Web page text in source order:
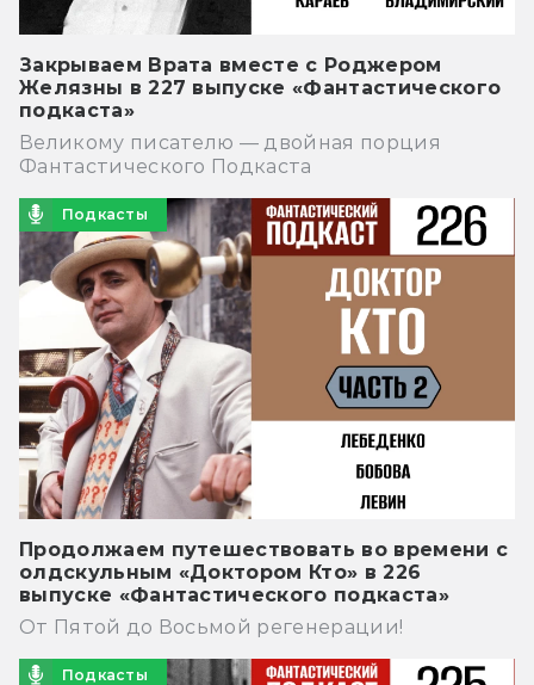
Закрываем Врата вместе с Роджером
Желязны в 227 выпуске «Фантастического
подкаста»
Великому писателю — двойная порция
Фантастического Подкаста
Подкасты
Продолжаем путешествовать во времени с
олдскульным «Доктором Кто» в 226
выпуске «Фантастического подкаста»
От Пятой до Восьмой регенерации!
Подкасты